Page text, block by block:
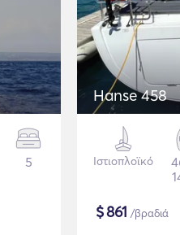
5
Hanse 458
Ιστιοπλοϊκό
$861 /βραδιά